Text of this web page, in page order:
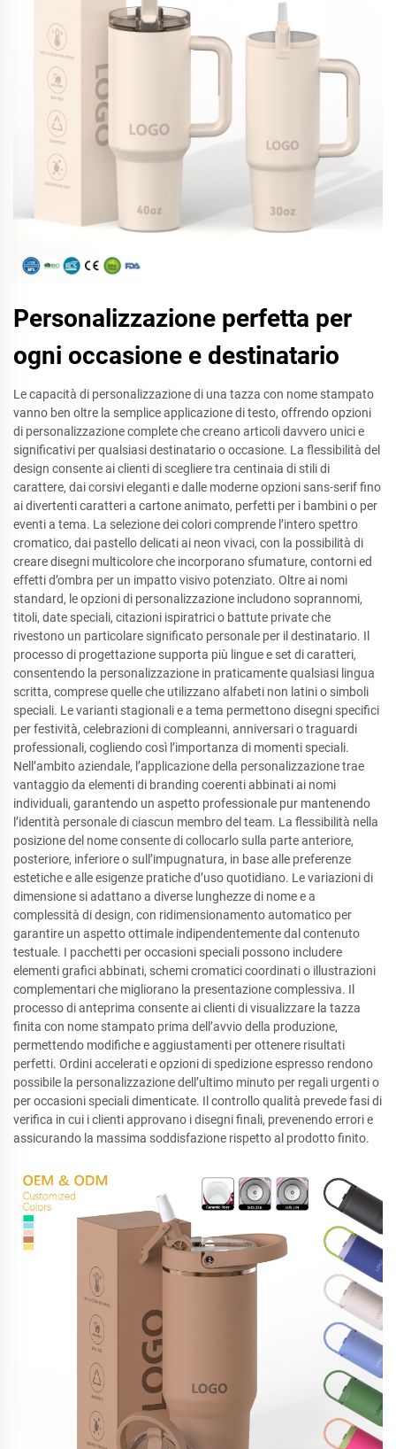
Personalizzazione perfetta per
ogni occasione e destinatario
Le capacità di personalizzazione di una tazza con nome stampato
vanno ben oltre la semplice applicazione di testo, offrendo opzioni
di personalizzazione complete che creano articoli davvero unici e
significativi per qualsiasi destinatario o occasione. La flessibilità del
design consente ai clienti di scegliere tra centinaia di stili di
carattere, dai corsivi eleganti e dalle moderne opzioni sans-serif fino
ai divertenti caratteri a cartone animato, perfetti per i bambini o per
eventi a tema. La selezione dei colori comprende l’intero spettro
cromatico, dai pastello delicati ai neon vivaci, con la possibilità di
creare disegni multicolore che incorporano sfumature, contorni ed
effetti d’ombra per un impatto visivo potenziato. Oltre ai nomi
standard, le opzioni di personalizzazione includono soprannomi,
titoli, date speciali, citazioni ispiratrici o battute private che
rivestono un particolare significato personale per il destinatario. Il
processo di progettazione supporta più lingue e set di caratteri,
consentendo la personalizzazione in praticamente qualsiasi lingua
scritta, comprese quelle che utilizzano alfabeti non latini o simboli
speciali. Le varianti stagionali e a tema permettono disegni specifici
per festività, celebrazioni di compleanni, anniversari o traguardi
professionali, cogliendo così l’importanza di momenti speciali.
Nell’ambito aziendale, l’applicazione della personalizzazione trae
vantaggio da elementi di branding coerenti abbinati ai nomi
individuali, garantendo un aspetto professionale pur mantenendo
l’identità personale di ciascun membro del team. La flessibilità nella
posizione del nome consente di collocarlo sulla parte anteriore,
posteriore, inferiore o sull’impugnatura, in base alle preferenze
estetiche e alle esigenze pratiche d’uso quotidiano. Le variazioni di
dimensione si adattano a diverse lunghezze di nome e a
complessità di design, con ridimensionamento automatico per
garantire un aspetto ottimale indipendentemente dal contenuto
testuale. I pacchetti per occasioni speciali possono includere
elementi grafici abbinati, schemi cromatici coordinati o illustrazioni
complementari che migliorano la presentazione complessiva. Il
processo di anteprima consente ai clienti di visualizzare la tazza
finita con nome stampato prima dell’avvio della produzione,
permettendo modifiche e aggiustamenti per ottenere risultati
perfetti. Ordini accelerati e opzioni di spedizione espresso rendono
possibile la personalizzazione dell’ultimo minuto per regali urgenti o
per occasioni speciali dimenticate. Il controllo qualità prevede fasi di
verifica in cui i clienti approvano i disegni finali, prevenendo errori e
assicurando la massima soddisfazione rispetto al prodotto finito.